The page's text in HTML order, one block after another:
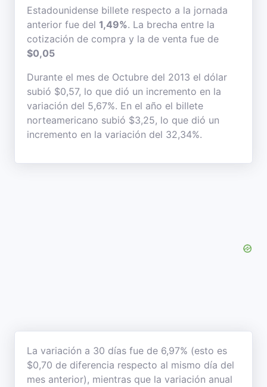
Estadounidense billete respecto a la jornada
anterior fue del 1,49%. La brecha entre la
cotización de compra y la de venta fue de
$0,05
Durante el mes de Octubre del 2013 el dólar
subió $0,57, lo que dió un incremento en la
variación del 5,67%. En el año el billete
norteamericano subió $3,25, lo que dió un
incremento en la variación del 32,34%.
La variación a 30 días fue de 6,97% (esto es
$0,70 de diferencia respecto al mismo día del
mes anterior), mientras que la variación anual